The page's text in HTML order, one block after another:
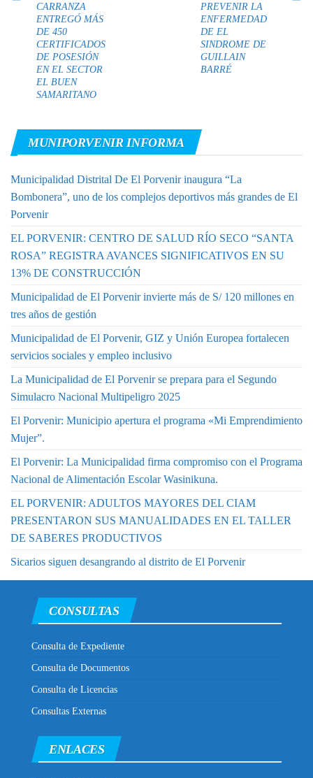
CARRANZA
ENTREGÓ MÁS
DE 450
CERTIFICADOS
DE POSESIÓN
EN EL SECTOR
EL BUEN
SAMARITANO
PREVENIR LA
ENFERMEDAD
DE EL
SINDROME DE
GUILLAIN
BARRÉ
MUNIPORVENIR INFORMA
Municipalidad Distrital De El Porvenir inaugura “La
Bombonera”, uno de los complejos deportivos más grandes de El
Porvenir
EL PORVENIR: CENTRO DE SALUD RÍO SECO “SANTA
ROSA” REGISTRA AVANCES SIGNIFICATIVOS EN SU
13% DE CONSTRUCCIÓN
Municipalidad de El Porvenir invierte más de S/ 120 millones en
tres años de gestión
Municipalidad de El Porvenir, GIZ y Unión Europea fortalecen
servicios sociales y empleo inclusivo
La Municipalidad de El Porvenir se prepara para el Segundo
Simulacro Nacional Multipeligro 2025
El Porvenir: Municipio apertura el programa «Mi Emprendimiento
Mujer”.
El Porvenir: La Municipalidad firma compromiso con el Programa
Nacional de Alimentación Escolar Wasinikuna.
EL PORVENIR: ADULTOS MAYORES DEL CIAM
PRESENTARON SUS MANUALIDADES EN EL TALLER
DE SABERES PRODUCTIVOS
Sicarios siguen desangrando al distrito de El Porvenir
CONSULTAS
Consulta de Expediente
Consulta de Documentos
Consulta de Licencias
Consultas Externas
ENLACES